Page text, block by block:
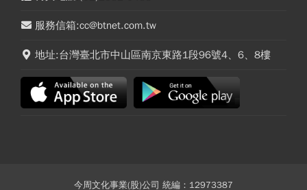
服務信箱:cc@btnet.com.tw
地址:台灣臺北市中山區南京東路1段96號4、6、8樓
今周文化事業(股)公司 統編：12973387